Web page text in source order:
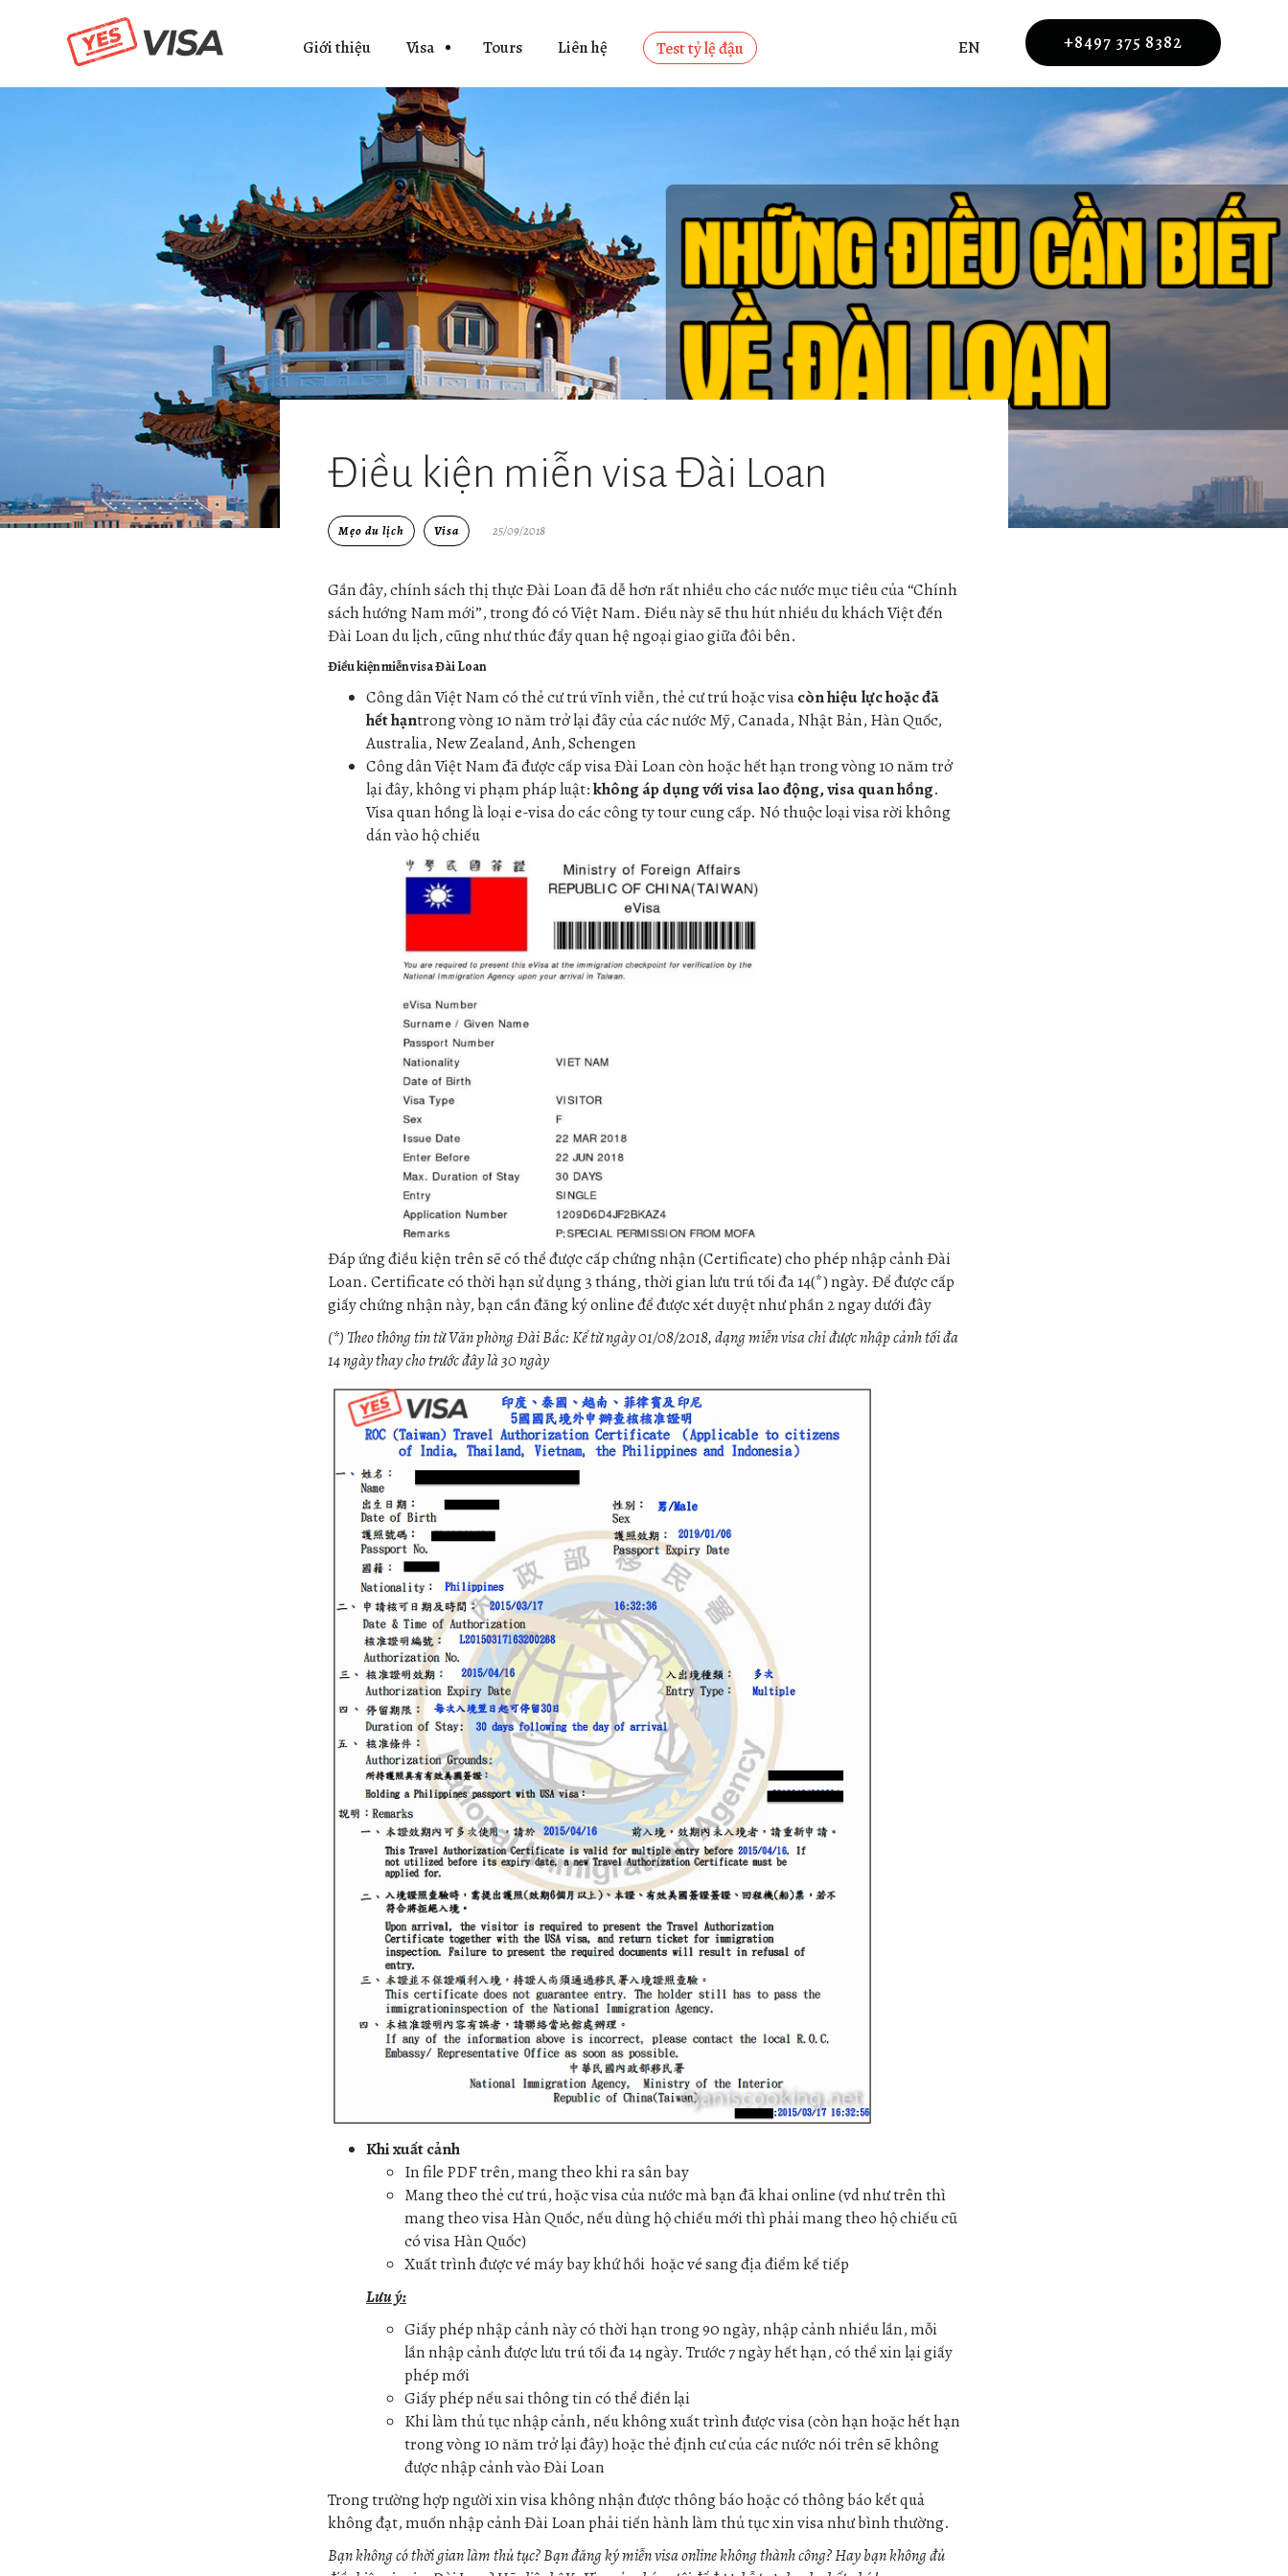
Giới thiệu Visa Tours Liên hệ Test tỷ lệ đậu EN +8497 375 8382
Điều kiện miễn visa Đài Loan
Mẹo du lịch Visa 25/09/2018
Gần đây, chính sách thị thực Đài Loan đã dễ hơn rất nhiều cho các nước mục tiêu của “Chính
sách hướng Nam mới”, trong đó có Việt Nam. Điều này sẽ thu hút nhiều du khách Việt đến
Đài Loan du lịch, cũng như thúc đẩy quan hệ ngoại giao giữa đôi bên.
Điều kiện miễn visa Đài Loan
Công dân Việt Nam có thẻ cư trú vĩnh viễn, thẻ cư trú hoặc visacòn hiệu lực hoặc đã
hết hạntrong vòng 10 năm trở lại đây của các nước Mỹ, Canada, Nhật Bản, Hàn Quốc,
Australia, New Zealand, Anh, Schengen
Công dân Việt Nam đã được cấp visa Đài Loan còn hoặc hết hạn trong vòng 10 năm trở
lại đây, không vi phạm pháp luật:không áp dụng với visa lao động, visa quan hồng.
Visa quan hồng là loại e-visa do các công ty tour cung cấp. Nó thuộc loại visa rời không
dán vào hộ chiếu
Đáp ứng điều kiện trên sẽ có thể được cấp chứng nhận (Certificate) cho phép nhập cảnh Đài
Loan. Certificate có thời hạn sử dụng 3 tháng, thời gian lưu trú tối đa 14(*) ngày. Để được cấp
giấy chứng nhận này, bạn cần đăng ký online để được xét duyệt như phần 2 ngay dưới đây
(*) Theo thông tin từ Văn phòng Đài Bắc: Kể từ ngày 01/08/2018, dạng miễn visa chỉ được nhập cảnh tối đa
14 ngày thay cho trước đây là 30 ngày
Khi xuất cảnh
In file PDF trên, mang theo khi ra sân bay
Mang theo thẻ cư trú, hoặc visa của nước mà bạn đã khai online (vd như trên thì
mang theo visa Hàn Quốc, nếu dùng hộ chiếu mới thì phải mang theo hộ chiếu cũ
có visa Hàn Quốc)
Xuất trình được vé máy bay khứ hồi hoặc vé sang địa điểm kế tiếp
Lưu ý:
Giấy phép nhập cảnh này có thời hạn trong 90 ngày, nhập cảnh nhiều lần, mỗi
lần nhập cảnh được lưu trú tối đa 14 ngày. Trước 7 ngày hết hạn, có thể xin lại giấy
phép mới
Giấy phép nếu sai thông tin có thể điền lại
Khi làm thủ tục nhập cảnh, nếu không xuất trình được visa (còn hạn hoặc hết hạn
trong vòng 10 năm trở lại đây) hoặc thẻ định cư của các nước nói trên sẽ không
được nhập cảnh vào Đài Loan
Trong trường hợp người xin visa không nhận được thông báo hoặc có thông báo kết quả
không đạt, muốn nhập cảnh Đài Loan phải tiến hành làm thủ tục xin visa như bình thường.
Bạn không có thời gian làm thủ tục? Bạn đăng ký miễn visa online không thành công? Hay bạn không đủ